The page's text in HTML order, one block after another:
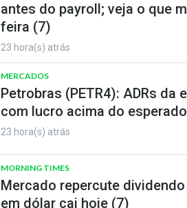
antes do payroll; veja o que
feira (7)
23 hora(s) atrás
MERCADOS
Petrobras (PETR4): ADRs da
com lucro acima do
23 hora(s) atrás
MORNING TIMES
Mercado repercute
em dólar cai hoje (7)